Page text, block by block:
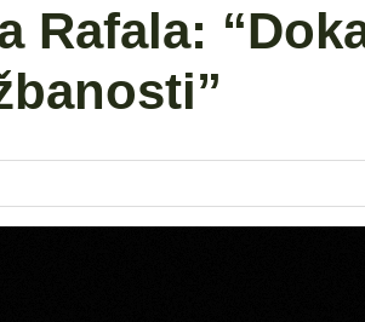
Rafala: